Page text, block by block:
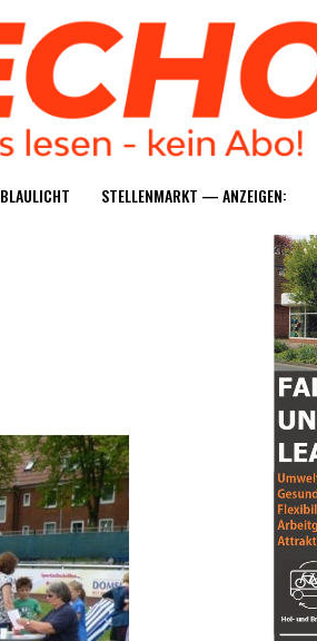
BLAU­LICHT STEL­LEN­MARKT — ANZEIGEN: